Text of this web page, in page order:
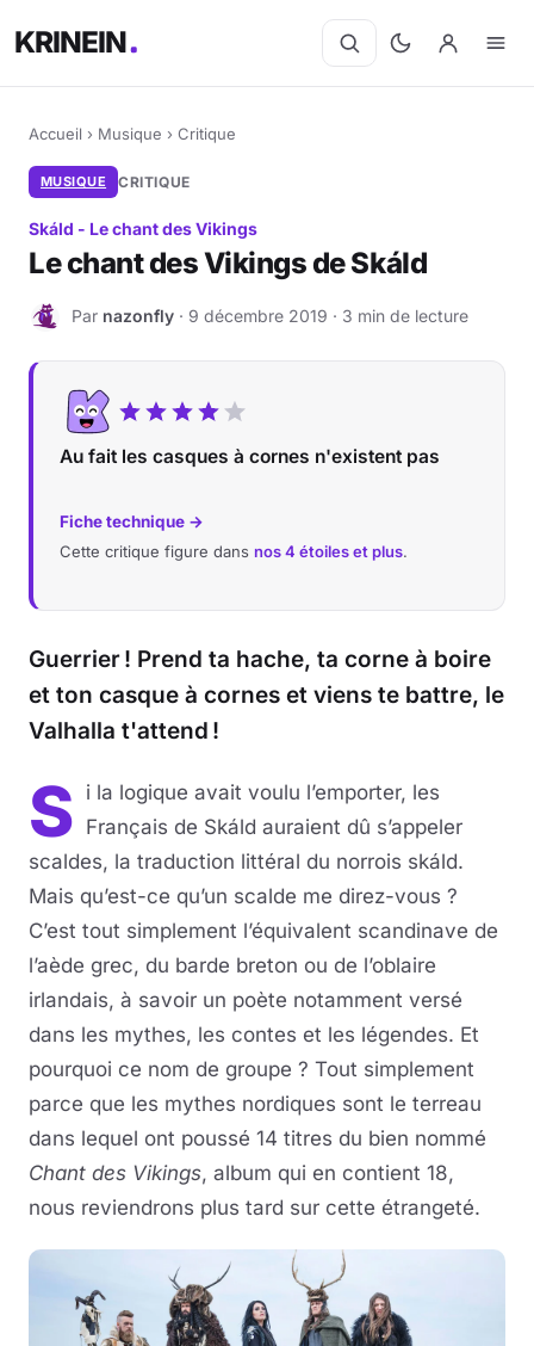
KRINEIN
Accueil › Musique › Critique
MUSIQUE CRITIQUE
Skáld - Le chant des Vikings
Le chant des Vikings de Skáld
N Par nazonfly · 9 décembre 2019 · 3 min de lecture
Au fait les casques à cornes n'existent pas
Fiche technique →
Cette critique figure dans nos 4 étoiles et plus.
Guerrier ! Prend ta hache, ta corne à boire
et ton casque à cornes et viens te battre, le
Valhalla t'attend !
S i la logique avait voulu l’emporter, les
Français de Skáld auraient dû s’appeler
scaldes, la traduction littéral du norrois skáld.
Mais qu’est-ce qu’un scalde me direz-vous ?
C’est tout simplement l’équivalent scandinave de
l’aède grec, du barde breton ou de l’oblaire
irlandais, à savoir un poète notamment versé
dans les mythes, les contes et les légendes. Et
pourquoi ce nom de groupe ? Tout simplement
parce que les mythes nordiques sont le terreau
dans lequel ont poussé 14 titres du bien nommé
Chant des Vikings, album qui en contient 18,
nous reviendrons plus tard sur cette étrangeté.